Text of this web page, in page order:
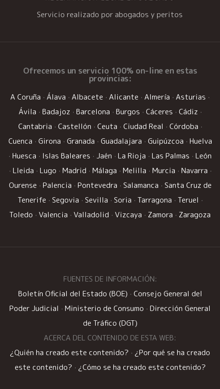
Servicio realizado por abogados y peritos
Ofrecemos un servicio 100% on-line en estas
provincias:
A Coruña · Álava · Albacete · Alicante · Almería · Asturias ·
Ávila · Badajoz · Barcelona · Burgos · Cáceres · Cádiz ·
Cantabria · Castellón · Ceuta · Ciudad Real · Córdoba ·
Cuenca · Girona · Granada · Guadalajara · Guipúzcoa · Huelva
· Huesca · Islas Baleares · Jaén · La Rioja · Las Palmas · León
· Lleida · Lugo · Madrid · Málaga · Melilla · Murcia · Navarra ·
Ourense · Palencia · Pontevedra · Salamanca · Santa Cruz de
Tenerife · Segovia · Sevilla · Soria · Tarragona · Teruel ·
Toledo · Valencia · Valladolid · Vizcaya · Zamora · Zaragoza
FUENTES DE INFORMACIÓN:
Boletín Oficial del Estado (BOE) · Consejo General del
Poder Judicial · Ministerio de Consumo · Dirección General
de Tráfico (DGT)
ACERCA DEL CONTENIDO DE ESTA WEB:
¿Quién ha creado este contenido? · ¿Por qué se ha creado
este contenido? · ¿Cómo se ha creado este contenido?